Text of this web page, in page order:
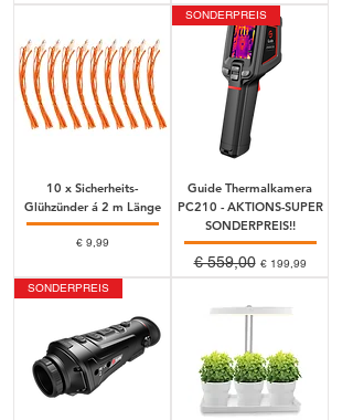
10 x Sicherheits-
Glühzünder á 2 m Länge
Preis
€ 9,99
SONDERPREIS
Guide Thermalkamera
PC210 - AKTIONS-SUPER
SONDERPREIS!!
Standardpreis
€ 559,00 Sale-Preis
€ 199,99
SONDERPREIS